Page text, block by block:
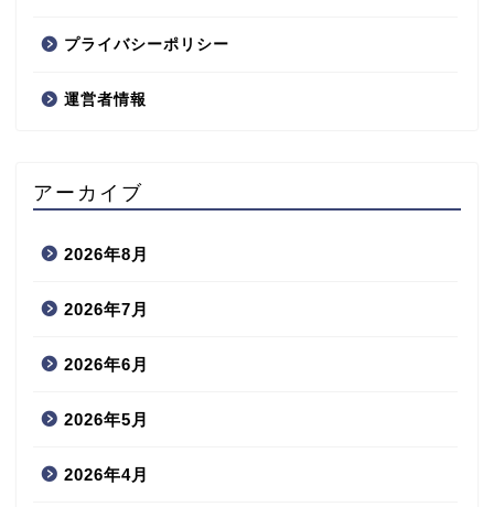
プライバシーポリシー
運営者情報
アーカイブ
2026年8月
2026年7月
2026年6月
2026年5月
2026年4月